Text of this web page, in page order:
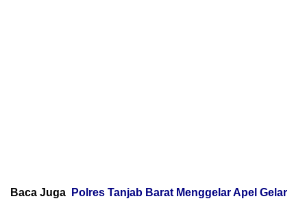
Baca Juga
Polres Tanjab Barat Menggelar Apel Gelar